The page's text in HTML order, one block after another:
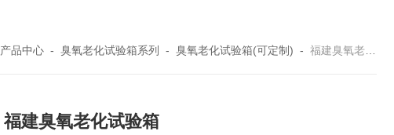
产品中心 -臭氧老化试验箱系列 -臭氧老化试验箱(可定制) -福建臭氧老化试验箱
福建臭氧老化试验箱